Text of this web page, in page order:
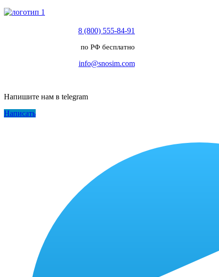
8 (800) 555-84-91
по РФ бесплатно
info@snosim.com
Напишите нам в telegram
Написать